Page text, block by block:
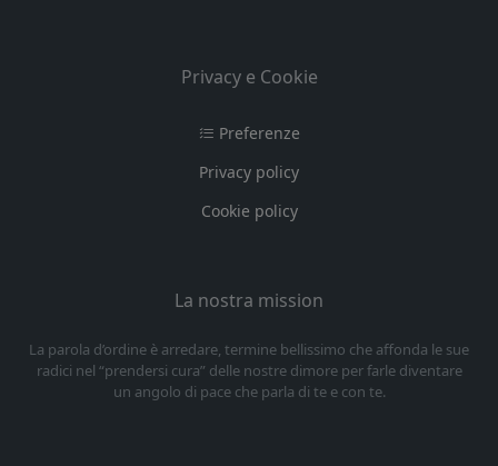
Privacy e Cookie
Preferenze
Privacy policy
Cookie policy
La nostra mission
La parola d’ordine è arredare, termine bellissimo che affonda le sue
radici nel “prendersi cura” delle nostre dimore per farle diventare
un angolo di pace che parla di te e con te.